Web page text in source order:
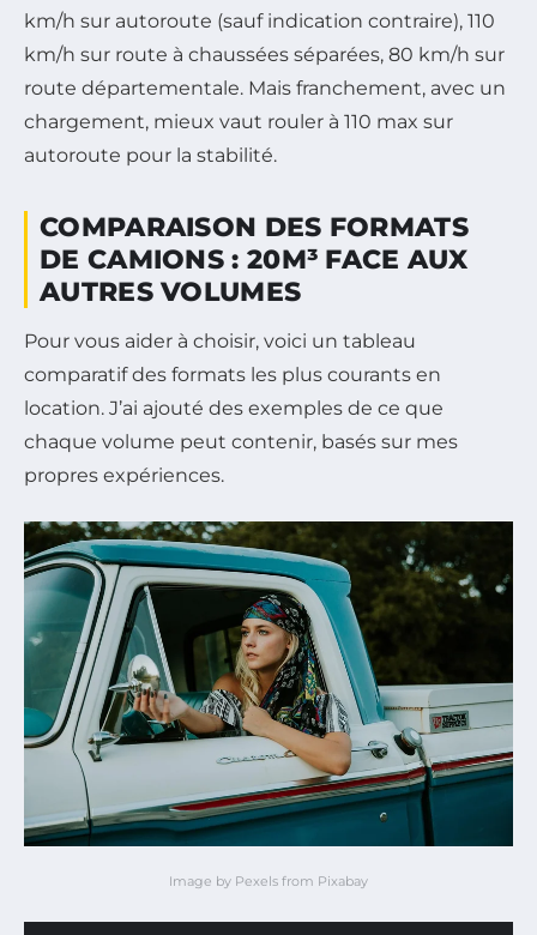
km/h sur autoroute (sauf indication contraire), 110
km/h sur route à chaussées séparées, 80 km/h sur
route départementale. Mais franchement, avec un
chargement, mieux vaut rouler à 110 max sur
autoroute pour la stabilité.
COMPARAISON DES FORMATS
DE CAMIONS : 20M³ FACE AUX
AUTRES VOLUMES
Pour vous aider à choisir, voici un tableau
comparatif des formats les plus courants en
location. J’ai ajouté des exemples de ce que
chaque volume peut contenir, basés sur mes
propres expériences.
Image by Pexels from Pixabay